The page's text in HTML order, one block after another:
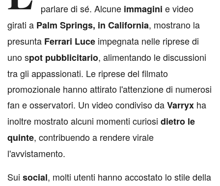
parlare di sé. Alcune immagini e video
girati a Palm Springs, in California, mostrano la
presunta Ferrari Luce impegnata nelle riprese di
uno spot pubblicitario, alimentando le discussioni
tra gli appassionati. Le riprese del filmato
promozionale hanno attirato l'attenzione di numerosi
fan e osservatori. Un video condiviso daVarryx ha
inoltre mostrato alcuni momenti curiosi dietro le
quinte, contribuendo a rendere virale
l'avvistamento.
Sui social, molti utenti hanno accostato lo stile della